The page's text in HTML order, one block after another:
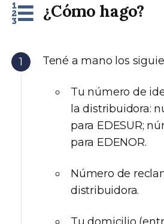
¿Cómo hago?
Tené a mano los
Tu número de
la distribuidora:
para EDESUR;
para EDENOR.
Número de
distribuidora.